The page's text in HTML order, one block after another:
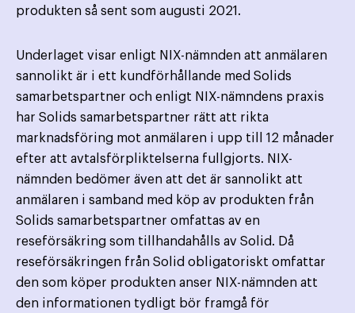
produkten så sent som augusti 2021.
Underlaget visar enligt NIX-nämnden att anmälaren
sannolikt är i ett kundförhållande med Solids
samarbetspartner och enligt NIX-nämndens praxis
har Solids samarbetspartner rätt att rikta
marknadsföring mot anmälaren i upp till 12 månader
efter att avtalsförpliktelserna fullgjorts. NIX-
nämnden bedömer även att det är sannolikt att
anmälaren i samband med köp av produkten från
Solids samarbetspartner omfattas av en
reseförsäkring som tillhandahålls av Solid. Då
reseförsäkringen från Solid obligatoriskt omfattar
den som köper produkten anser NIX-nämnden att
den informationen tydligt bör framgå för